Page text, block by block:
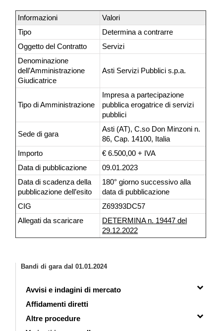
Informazioni
Valori
Tipo
Determina a contrarre
Oggetto del Contratto
Servizi
Denominazione
dell’Amministrazione
Giudicatrice
Asti Servizi Pubblici s.p.a.
Tipo di Amministrazione
Impresa a partecipazione
pubblica erogatrice di servizi
pubblici
Sede di gara
Asti (AT), C.so Don Minzoni n.
86, Cap. 14100, Italia
Importo
€ 6.500,00 + IVA
Data di pubblicazione
09.01.2023
Data di scadenza della
pubblicazione dell’esito
180° giorno successivo alla
data di pubblicazione
CIG
Z69393DC57
Allegati da scaricare
DETERMINA n. 19447 del
29.12.2022
Bandi di gara dal 01.01.2024
Avvisi e indagini di mercato
Affidamenti diretti
Altre procedure